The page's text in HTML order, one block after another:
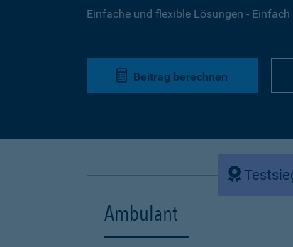
Einfache und flexible Lösungen - Einfach
Beitrag berechnen
Ambulant